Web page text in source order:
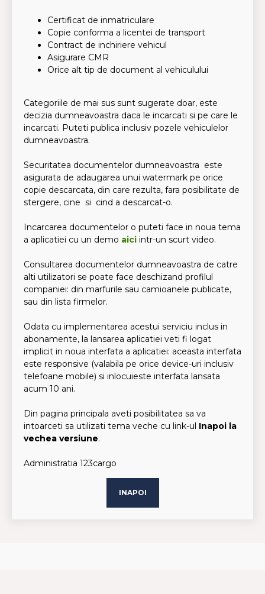
Certificat de inmatriculare
Copie conforma a licentei de transport
Contract de inchiriere vehicul
Asigurare CMR
Orice alt tip de document al vehiculului
Categoriile de mai sus sunt sugerate doar, este
decizia dumneavoastra daca le incarcati si pe care le
incarcati. Puteti publica inclusiv pozele vehiculelor
dumneavoastra.
Securitatea documentelor dumneavoastra este
asigurata de adaugarea unui watermark pe orice
copie descarcata, din care rezulta, fara posibilitate de
stergere, cine si cind a descarcat-o.
Incarcarea documentelor o puteti face in noua tema
a aplicatiei cu un demo aici intr-un scurt video.
Consultarea documentelor dumneavoastra de catre
alti utilizatori se poate face deschizand profilul
companiei: din marfurile sau camioanele publicate,
sau din lista firmelor.
Odata cu implementarea acestui serviciu inclus in
abonamente, la lansarea aplicatiei veti fi logat
implicit in noua interfata a aplicatiei: aceasta interfata
este responsive (valabila pe orice device-uri inclusiv
telefoane mobile) si inlocuieste interfata lansata
acum 10 ani.
Din pagina principala aveti posibilitatea sa va
intoarceti sa utilizati tema veche cu link-ul Inapoi la
vechea versiune.
Administratia 123cargo
INAPOI